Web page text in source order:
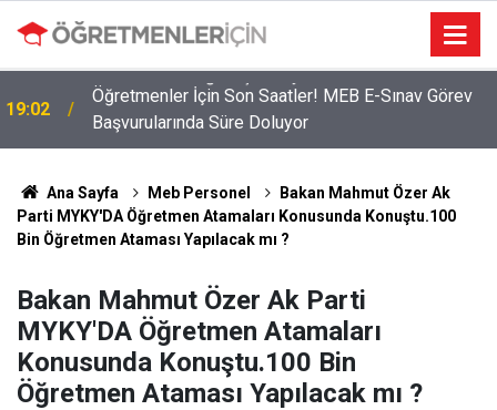
19:02
Öğretmenler İçin Son Saatler! MEB E-Sınav Görev
Başvurularında Süre Doluyor
Ana Sayfa Meb Personel
Bakan Mahmut Özer Ak
Parti MYKY'DA Öğretmen Atamaları Konusunda Konuştu.100
Bin Öğretmen Ataması Yapılacak mı ?
Bakan Mahmut Özer Ak Parti
MYKY'DA Öğretmen Atamaları
Konusunda Konuştu.100 Bin
Öğretmen Ataması Yapılacak mı ?